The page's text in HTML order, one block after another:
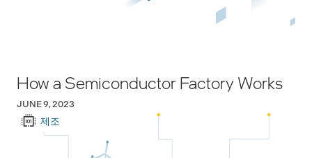
How a Semiconductor Factory Works
JUNE 9, 2023
제조